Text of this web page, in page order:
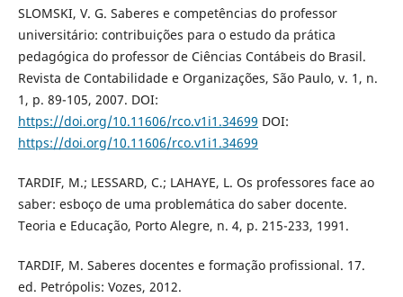
SLOMSKI, V. G. Saberes e competências do professor
universitário: contribuições para o estudo da prática
pedagógica do professor de Ciências Contábeis do Brasil.
Revista de Contabilidade e Organizações, São Paulo, v. 1, n.
1, p. 89-105, 2007. DOI:
https://doi.org/10.11606/rco.v1i1.34699 DOI:
https://doi.org/10.11606/rco.v1i1.34699
TARDIF, M.; LESSARD, C.; LAHAYE, L. Os professores face ao
saber: esboço de uma problemática do saber docente.
Teoria e Educação, Porto Alegre, n. 4, p. 215-233, 1991.
TARDIF, M. Saberes docentes e formação profissional. 17.
ed. Petrópolis: Vozes, 2012.